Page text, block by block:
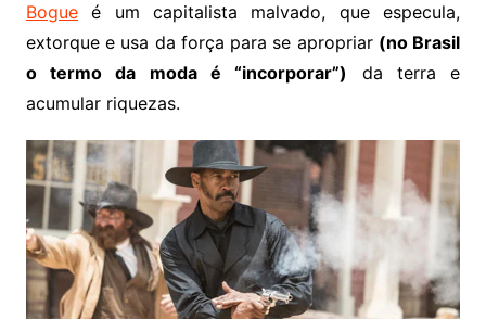
Bogueé um capitalista malvado, que especula,
extorque e usa da força para se apropriar (no Brasil
o termo da moda é “incorporar”)
da terra e
acumular riquezas.